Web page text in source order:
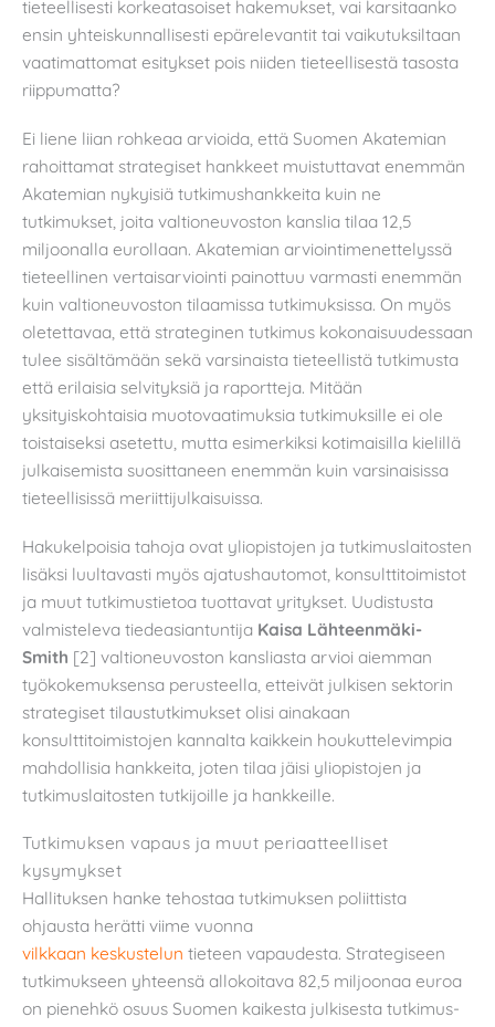
tieteellisesti korkeatasoiset hakemukset, vai karsitaanko
ensin yhteiskunnallisesti epärelevantit tai vaikutuksiltaan
vaatimattomat esitykset pois niiden tieteellisestä tasosta
riippumatta?
Ei liene liian rohkeaa arvioida, että Suomen Akatemian
rahoittamat strategiset hankkeet muistuttavat enemmän
Akatemian nykyisiä tutkimushankkeita kuin ne
tutkimukset, joita valtioneuvoston kanslia tilaa 12,5
miljoonalla eurollaan. Akatemian arviointimenettelyssä
tieteellinen vertaisarviointi painottuu varmasti enemmän
kuin valtioneuvoston tilaamissa tutkimuksissa. On myös
oletettavaa, että strateginen tutkimus kokonaisuudessaan
tulee sisältämään sekä varsinaista tieteellistä tutkimusta
että erilaisia selvityksiä ja raportteja. Mitään
yksityiskohtaisia muotovaatimuksia tutkimuksille ei ole
toistaiseksi asetettu, mutta esimerkiksi kotimaisilla kielillä
julkaisemista suosittaneen enemmän kuin varsinaisissa
tieteellisissä meriittijulkaisuissa.
Hakukelpoisia tahoja ovat yliopistojen ja tutkimuslaitosten
lisäksi luultavasti myös ajatushautomot, konsulttitoimistot
ja muut tutkimustietoa tuottavat yritykset. Uudistusta
valmisteleva tiedeasiantuntija Kaisa Lähteenmäki-
Smith [2] valtioneuvoston kansliasta arvioi aiemman
työkokemuksensa perusteella, etteivät julkisen sektorin
strategiset tilaustutkimukset olisi ainakaan
konsulttitoimistojen kannalta kaikkein houkuttelevimpia
mahdollisia hankkeita, joten tilaa jäisi yliopistojen ja
tutkimuslaitosten tutkijoille ja hankkeille.
Tutkimuksen vapaus ja muut periaatteelliset
kysymykset
Hallituksen hanke tehostaa tutkimuksen poliittista
ohjausta herätti viime vuonna
vilkkaan keskustelun tieteen vapaudesta. Strategiseen
tutkimukseen yhteensä allokoitava 82,5 miljoonaa euroa
on pienehkö osuus Suomen kaikesta julkisesta tutkimus-